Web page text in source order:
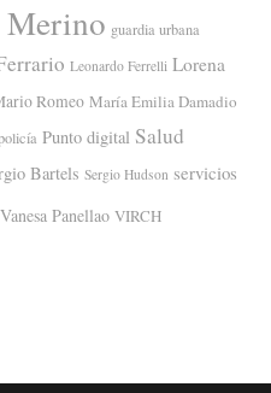
Merino guardia urbana
Leonardo Ferrelli Lorena
Romeo María Emilia Damadio
Punto digital Salud
Bartels Sergio Hudson servicios
Vanesa Panellao VIRCH